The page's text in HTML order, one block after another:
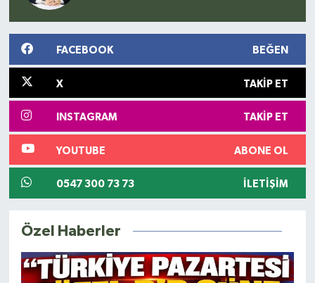
FACEBOOK BEĞEN
X TAKIP ET
INSTAGRAM TAKIP ET
YOUTUBE ABONE OL
0547 300 73 73 İLETIŞIM
Özel Haberler